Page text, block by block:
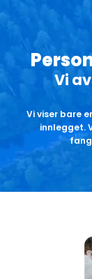
Vi
Vi viser bare
innlegget.